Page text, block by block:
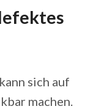
kann sich auf
machen.